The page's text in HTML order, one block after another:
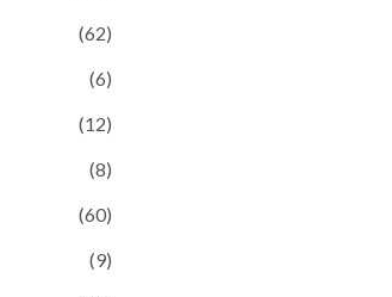
(62)
(6)
(12)
(8)
(60)
(9)